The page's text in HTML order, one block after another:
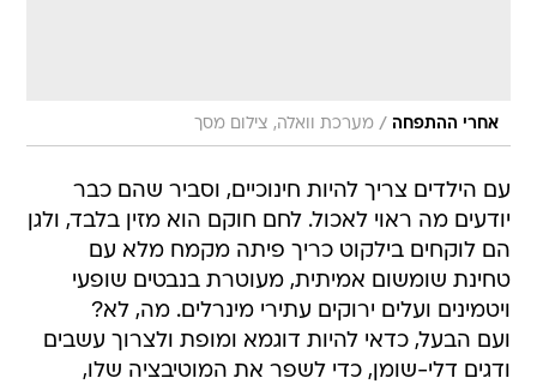
אחרי ההתפחה / מערכת וואלה, צילום מסך
עם הילדים צריך להיות חינוכיים, וסביר שהם כבר
יודעים מה ראוי לאכול. לחם חוקם הוא מזין בלבד, ולגן
הם לוקחים בילקוט כריך פיתה מקמח מלא עם
טחינת שומשום אמיתית, מעוטרת בנבטים שופעי
ויטמינים ועלים ירוקים עתירי מינרלים. מה, לא?
ועם הבעל, כדאי להיות דוגמא ומופת ולצרוך עשבים
ודגים דלי-שומן, כדי לשפר את המוטיבציה שלו,